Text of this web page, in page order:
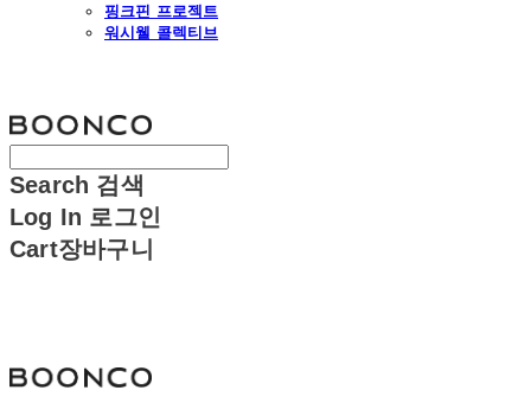
핑크핀 프로젝트
워시웰 콜렉티브
Search 검색
Log In 로그인
Cart장바구니